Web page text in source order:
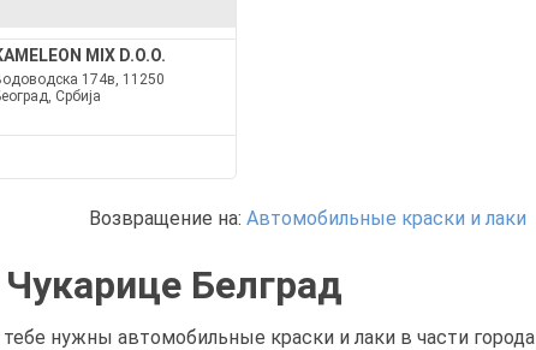
MIX D.O.O.
174в, 11250
Србија
Возвращение на: Автомобильные краски и лаки
Белград
нужны автомобильные краски и лаки в части города